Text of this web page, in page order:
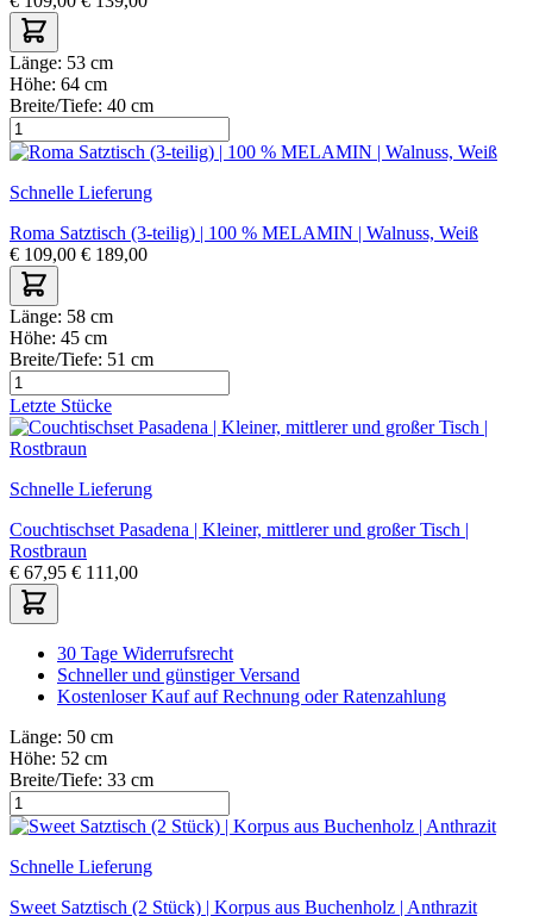
Länge: 53 cm
Höhe: 64 cm
Breite/Tiefe: 40 cm
Schnelle Lieferung
Roma Satztisch (3-teilig) | 100 % MELAMIN | Walnuss, Weiß
€ 109,00 € 189,00
Länge: 58 cm
Höhe: 45 cm
Breite/Tiefe: 51 cm
Letzte Stücke
Schnelle Lieferung
Couchtischset Pasadena | Kleiner, mittlerer und großer Tisch |
Rostbraun
€ 67,95 € 111,00
30 Tage Widerrufsrecht
Schneller und günstiger Versand
Kostenloser Kauf auf Rechnung oder Ratenzahlung
Länge: 50 cm
Höhe: 52 cm
Breite/Tiefe: 33 cm
Schnelle Lieferung
Sweet Satztisch (2 Stück) | Korpus aus Buchenholz | Anthrazit